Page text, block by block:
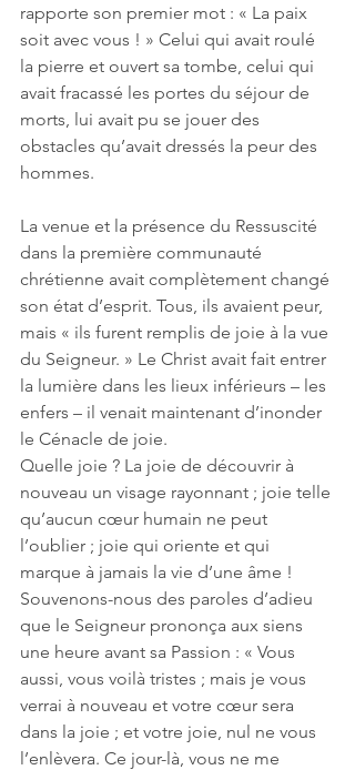
rapporte son premier mot : « La paix
soit avec vous ! » Celui qui avait roulé
la pierre et ouvert sa tombe, celui qui
avait fracassé les portes du séjour de
morts, lui avait pu se jouer des
obstacles qu’avait dressés la peur des
hommes.
La venue et la présence du Ressuscité
dans la première communauté
chrétienne avait complètement changé
son état d’esprit. Tous, ils avaient peur,
mais « ils furent remplis de joie à la vue
du Seigneur. » Le Christ avait fait entrer
la lumière dans les lieux inférieurs – les
enfers – il venait maintenant d’inonder
le Cénacle de joie.
Quelle joie ? La joie de découvrir à
nouveau un visage rayonnant ; joie telle
qu’aucun cœur humain ne peut
l’oublier ; joie qui oriente et qui
marque à jamais la vie d’une âme !
Souvenons-nous des paroles d’adieu
que le Seigneur prononça aux siens
une heure avant sa Passion : « Vous
aussi, vous voilà tristes ; mais je vous
verrai à nouveau et votre cœur sera
dans la joie ; et votre joie, nul ne vous
l’enlèvera. Ce jour-là, vous ne me